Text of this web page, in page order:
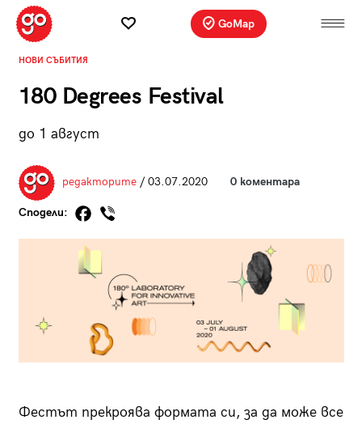
GoMap
НОВИ СЪБИТИЯ
180 Degrees Festival
до 1 август
редакторите/ 03.07.2020 0 коментара
Сподели:
Фестът прекроява формата си, за да може все